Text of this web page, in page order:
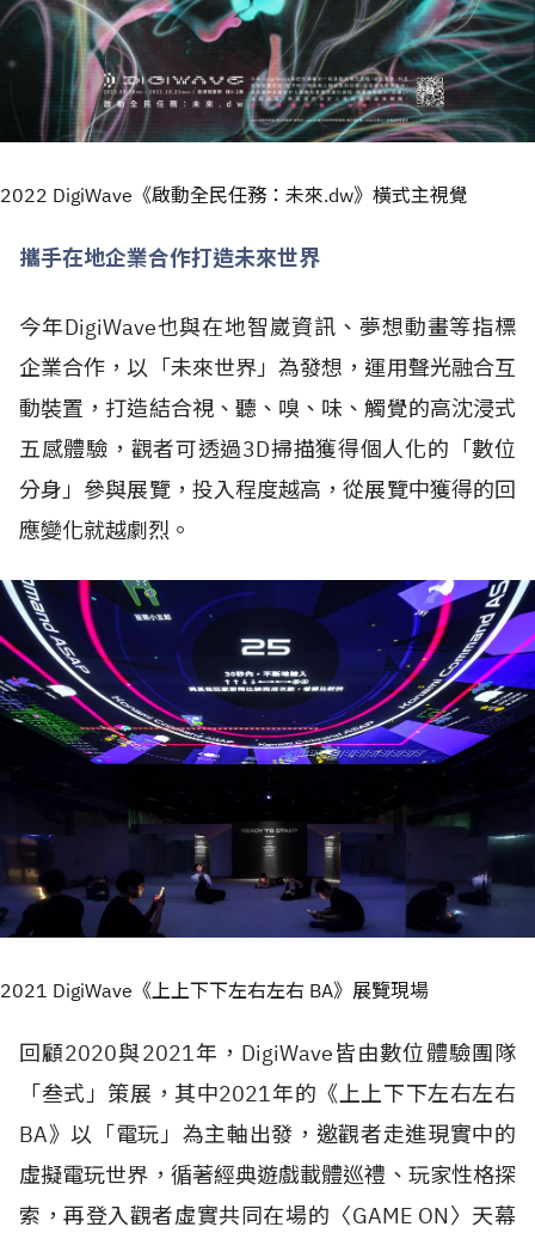
2022 DigiWave《啟動全民任務：未來.dw》橫式主視覺
攜手在地企業合作打造未來世界
今年DigiWave也與在地智崴資訊、夢想動畫等指標
企業合作，以「未來世界」為發想，運用聲光融合互
動裝置，打造結合視、聽、嗅、味、觸覺的高沈浸式
五感體驗，觀者可透過3D掃描獲得個人化的「數位
分身」參與展覽，投入程度越高，從展覽中獲得的回
應變化就越劇烈。
2021 DigiWave《上上下下左右左右 BA》展覽現場
回顧2020與2021年，DigiWave皆由數位體驗團隊
「叁式」策展，其中2021年的《上上下下左右左右
BA》以「電玩」為主軸出發，邀觀者走進現實中的
虛擬電玩世界，循著經典遊戲載體巡禮、玩家性格探
索，再登入觀者虛實共同在場的〈GAME ON〉天幕